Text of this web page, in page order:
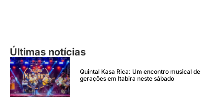
Últimas notícias
Quintal Kasa Rica: Um encontro musical de
gerações em Itabira neste sábado